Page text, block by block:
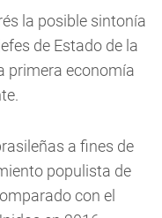
la posible sintonía
de Estado de la
primera economía
a fines de
populista de
con el